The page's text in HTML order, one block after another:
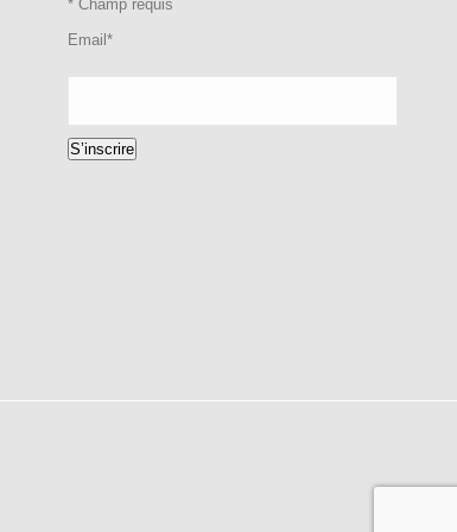
* Champ requis
Email *
S’inscrire